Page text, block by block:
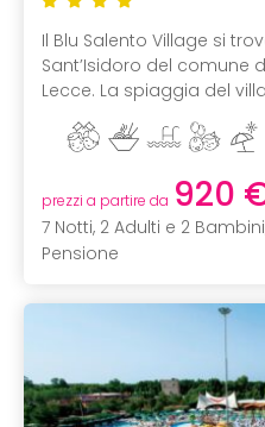
Il Blu Salento Village si
Sant’Isidoro del comune
Lecce. La spiaggia del
prezzi a partire da 920
7 Notti, 2 Adulti e 2
Pensione